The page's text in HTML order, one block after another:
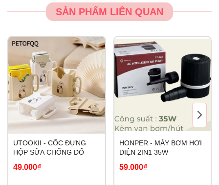
SẢN PHẨM LIÊN QUAN
UTOOKII - CỐC ĐỰNG
HỘP SỮA CHỐNG ĐỔ
49.000₫
HONPER - MÁY BƠM HƠI
ĐIỆN 2IN1 35W
59.000₫